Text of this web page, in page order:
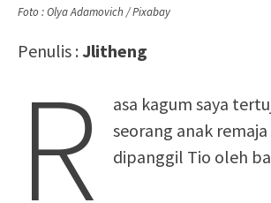
Foto : Olya Adamovich / Pixabay
Penulis : Jlitheng
R
asa kagum saya
seorang anak remaja
dipanggil Tio oleh